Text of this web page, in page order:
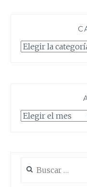
Categorías
Archivos